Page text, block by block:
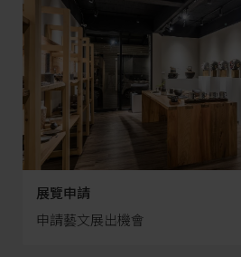
展覽申請
申請藝文展出機會